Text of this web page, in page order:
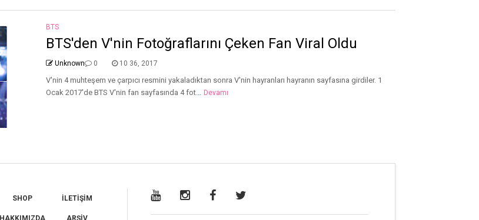
BTS
BTS'den V'nin Fotoğraflarını Çeken Fan Viral Oldu
Unknown 0 10 36, 2017
V'nin 4 muhteşem ve çarpıcı resmini yakaladıktan sonra V'nin hayranları hayranın sayfasına girdiler. 1
Ocak 2017'de BTS V'nin fan sayfasında 4 fot... Devamı
SHOP İLETİŞİM